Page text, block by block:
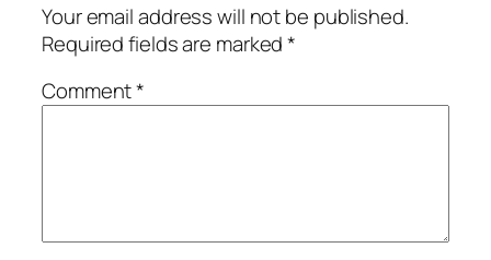
Your email address will not be published.
Required fields are marked*
Comment*